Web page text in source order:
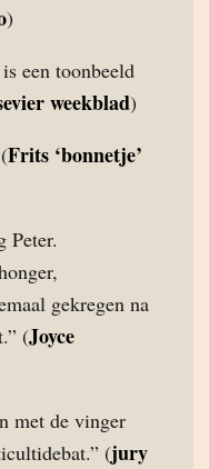
)
een toonbeeld
weekblad)
Frits ‘bonnetje’
Peter.
gekregen na
(Joyce
met de vinger
(jury